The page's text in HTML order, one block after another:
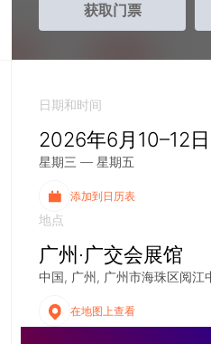
获取门票
日期和时间
2026年6月10–12日
星期三 — 星期五
添加到日历表
地点
广州·广交会展馆
中国 广州 广州市海珠区阅
在地图上查看